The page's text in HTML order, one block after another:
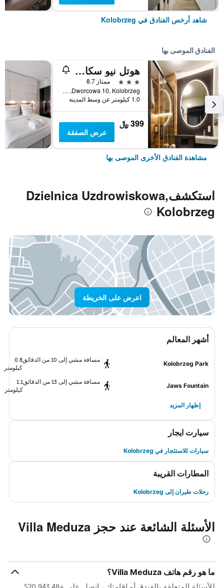
شاهد أرخص الفنادق في Kolobrzeg
الفنادق الموصى بها
هوتل نيو سكانبول
3 نجوم
ممتاز 8.7
Dworcowa 10, Kolobrzeg, محافظة بوميرانيا الغربية, بولندا
1.0 كيلومتر عن وسط المدينة
399 ﷼
عرض الصفقة
مشاهدة الفنادق الأخرى الموصى بها
استكشفDzielnica Uzdrowiskowa,
Kolobrzeg
اعرض على الخريطة
أشهر المعالم
Kolobrzeg Park
مسافة مشي إلى 10 من الدقائق
0.8
كيلومتر
Jaws Fountain
مسافة مشي إلى 13 من الدقائق
1.1
كيلومتر
إظهار المزيد
سيارت ايجار
سيارات للاستئجار في Kolobrzeg
المطارات القريبة
رحلات طيران إلى Kolobrzeg
الأسئلة الشائعة عند حجز Villa Meduza
ما هو رقم هاتف Villa Meduza؟